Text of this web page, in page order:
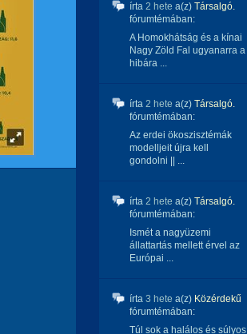
írta 2 hete a(z) Társalgó.
fórumtémában:
A Homokhátság és a kínai
Nagy Zöld Fal ugyanarra a
hibára ...
írta 2 hete a(z) Társalgó.
fórumtémában:
Az erdei ökoszisztémák
modelljeit újra kell
gondolni || ...
írta 2 hete a(z) Társalgó.
fórumtémában:
Ismét a nagyüzemi
állattartás mellett érvel az
Európai ...
írta 3 hete a(z) Közérdekű
fórumtémában:
Túl sok a halálos és súlyos